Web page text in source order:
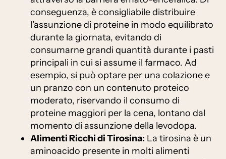
conseguenza, è consigliabile distribuire
l’assunzione di proteine in modo equilibrato
durante la giornata, evitando di
consumarne grandi quantità durante i pasti
principali in cui si assume il farmaco. Ad
esempio, si può optare per una colazione e
un pranzo con un contenuto proteico
moderato, riservando il consumo di
proteine maggiori per la cena, lontano dal
momento di assunzione della levodopa.
Alimenti Ricchi di Tirosina: La tirosina è un
aminoacido presente in molti alimenti